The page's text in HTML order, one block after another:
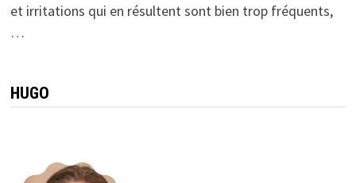
et irritations qui en résultent sont bien trop fréquents,
…
HUGO